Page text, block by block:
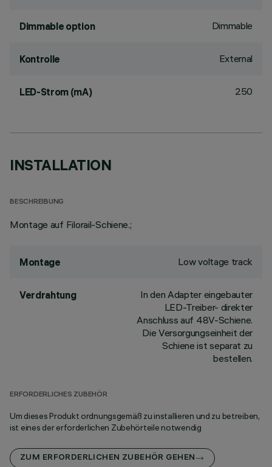
Dimmable option Dimmable
Kontrolle External
LED-Strom (mA) 250
INSTALLATION
BESCHREIBUNG
Montage auf Filorail-Schiene.;
Montage Low voltage track
Verdrahtung
In den Adapter eingebauter
LED-Treiber- direkter
Anschluss auf 48V-Schiene.
Die Versorgungseinheit der
Schiene ist separat zu
bestellen.
ERFORDERLICHES ZUBEHÖR
Um dieses Produkt ordnungsgemäß zu installieren und zu betreiben,
ist eines der erforderlichen Zubehörteile notwendig
ZUM ERFORDERLICHEN ZUBEHÖR GEHEN